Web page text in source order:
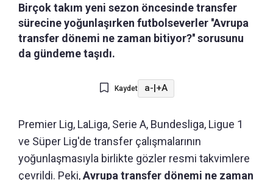
Birçok takım yeni sezon öncesinde transfer
sürecine yoğunlaşırken futbolseverler ''Avrupa
transfer dönemi ne zaman bitiyor?'' sorusunu
da gündeme taşıdı.
Kaydet a- +A
Premier Lig, LaLiga, Serie A, Bundesliga, Ligue 1
ve Süper Lig'de transfer çalışmalarının
yoğunlaşmasıyla birlikte gözler resmi takvimlere
çevrildi. Peki,Avrupa transfer dönemi ne zaman